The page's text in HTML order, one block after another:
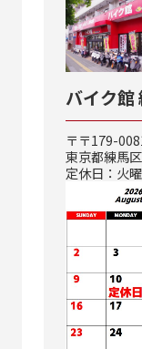
バイク館
〒〒179-
東京都練馬
定休日：火